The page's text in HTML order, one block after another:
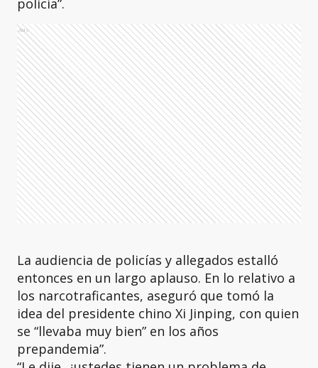
policía”.
Ads
La audiencia de policías y allegados estalló
entonces en un largo aplauso. En lo relativo a
los narcotraficantes, aseguró que tomó la
idea del presidente chino Xi Jinping, con quien
se “llevaba muy bien” en los años
prepandemia”.